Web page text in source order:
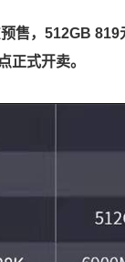
售，512GB 819
正式开卖。